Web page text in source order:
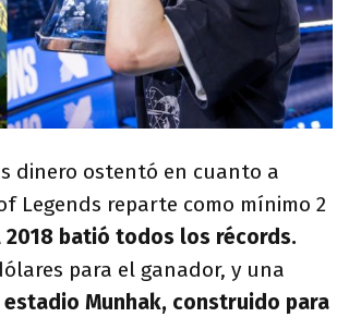
dinero ostentó en cuanto a
Legends reparte como mínimo 2
2018 batió todos los récords.
para el ganador, y una
Munhak, construido para